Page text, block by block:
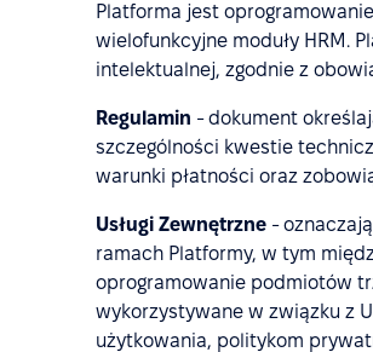
Platforma jest
wielofunkcyjne moduły HRM.
intelektualnej, zgodnie z
Regulamin - dokument
szczególności kwestie
warunki płatności oraz
Usługi Zewnętrzne -
ramach Platformy, w tym
oprogramowanie podmiotów
wykorzystywane w związku z
użytkowania, politykom